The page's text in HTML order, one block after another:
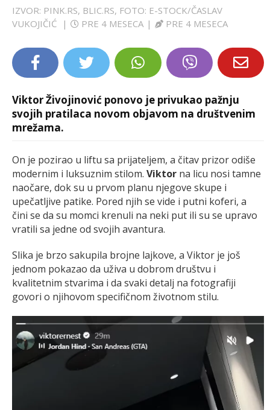
IZVOR: PINK.RS, BLIC.RS, FOTO: E-STOCK/ČASLAV
VUKOJIČIĆ
| PRE 4 MESECA | PRE 4 MESECA
Viktor Živojinović ponovo je privukao pažnju
svojih pratilaca novom objavom na društvenim
mrežama.
On je pozirao u liftu sa prijateljem, a čitav prizor odiše
modernim i luksuznim stilom. Viktor na licu nosi tamne
naočare, dok su u prvom planu njegove skupe i
upečatljive patike. Pored njih se vide i putni koferi, a
čini se da su momci krenuli na neki put ili su se upravo
vratili sa jedne od svojih avantura.
Slika je brzo sakupila brojne lajkove, a Viktor je još
jednom pokazao da uživa u dobrom društvu i
kvalitetnim stvarima i da svaki detalj na fotografiji
govori o njihovom specifičnom životnom stilu.